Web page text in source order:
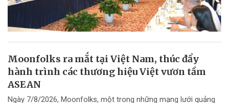
Moonfolks ra mắt tại Việt Nam, thúc đẩy
hành trình các thương hiệu Việt vươn tầm
ASEAN
Ngày 7/8/2026, Moonfolks, một trong những mạng lưới quảng